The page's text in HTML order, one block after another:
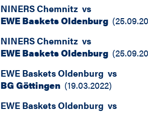
NINERS Chemnitz vs
EWE Baskets Oldenburg (
NINERS Chemnitz vs
EWE Baskets Oldenburg (
EWE Baskets Oldenburg vs
BG Göttingen (19.03.2022)
EWE Baskets Oldenburg vs